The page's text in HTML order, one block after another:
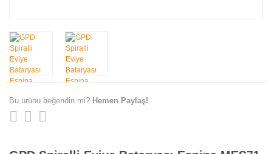
Bu ürünü beğendin mi? Hemen Paylaş!